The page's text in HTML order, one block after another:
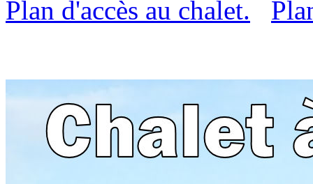
Plan d'accès au chalet.